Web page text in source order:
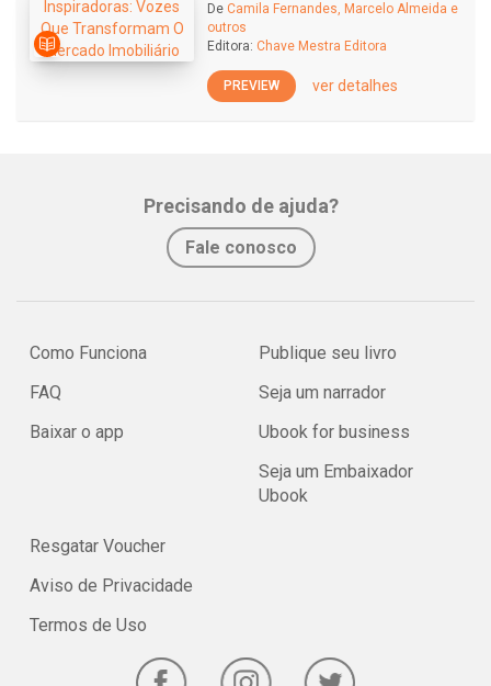
De Camila Fernandes, Marcelo Almeida e
outros
Editora: Chave Mestra Editora
PREVIEW ver detalhes
Precisando de ajuda?
Fale conosco
Como Funciona
FAQ
Baixar o app
Publique seu livro
Seja um narrador
Ubook for business
Seja um Embaixador
Ubook
Resgatar Voucher
Aviso de Privacidade
Termos de Uso